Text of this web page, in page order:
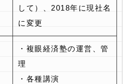
して）、2018年に現社名
に変更
・複眼経済塾の運営、管
理
・各種講演